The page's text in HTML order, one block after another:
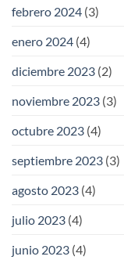
febrero 2024 (3)
enero 2024 (4)
diciembre 2023 (2)
noviembre 2023 (3)
octubre 2023 (4)
septiembre 2023 (3)
agosto 2023 (4)
julio 2023 (4)
junio 2023 (4)